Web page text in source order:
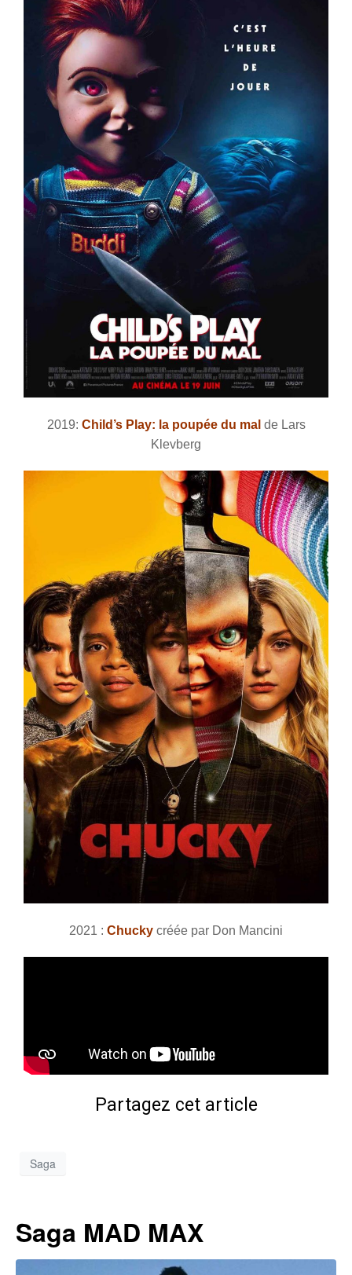
2019: Child’s Play: la poupée du mal de Lars
Klevberg
2021 : Chucky créée par Don Mancini
Partagez cet article
Saga
Saga MAD MAX